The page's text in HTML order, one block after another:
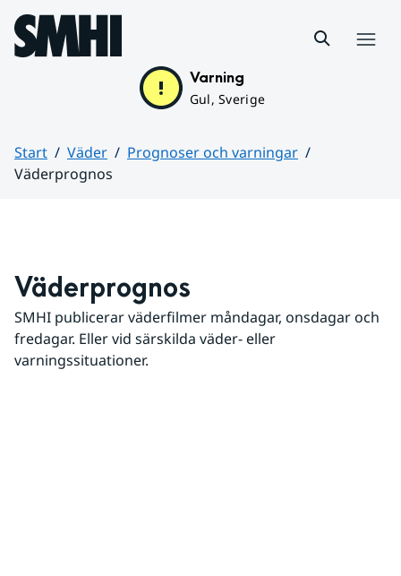
Hoppa till sidans innehåll
Varning
Gul, Sverige
Start Väder
Prognoser och varningar
Väderprognos
Väderprognos
SMHI publicerar väderfilmer måndagar, onsdagar och
fredagar. Eller vid särskilda väder- eller
varningssituationer.